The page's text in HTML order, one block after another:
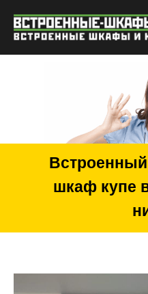
шкаф купе